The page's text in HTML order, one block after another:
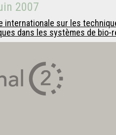
2007
internationale sur les
dans les systèmes de bio-